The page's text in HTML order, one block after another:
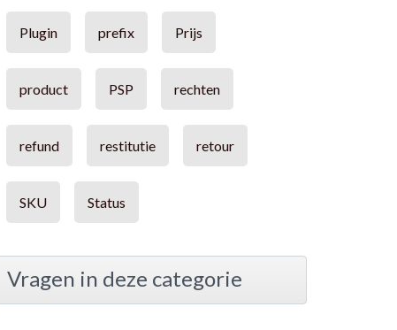
Plugin prefix Prijs
product PSP rechten
refund restitutie retour
SKU Status
Vragen in deze categorie